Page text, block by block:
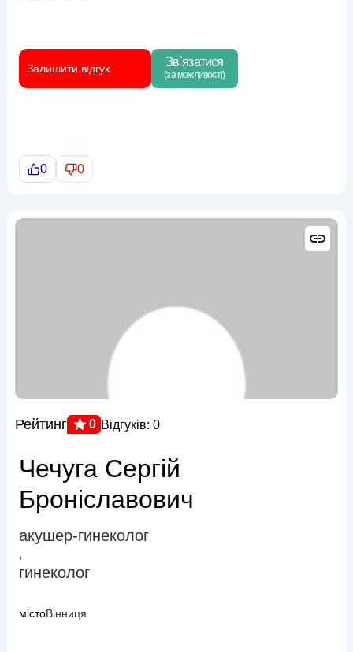
Залишити відгук Зв`язатися
(за можливості)
0 0
Рейтинг 0 Відгуків: 0
Чечуга Сергій
Броніславович
акушер-гинеколог
,
гинеколог
містоВінниця